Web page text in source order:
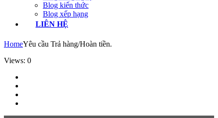
Blog kiến thức
Blog xếp hạng
LIÊN HỆ
HomeYêu cầu Trả hàng/Hoàn tiền.
Views: 0